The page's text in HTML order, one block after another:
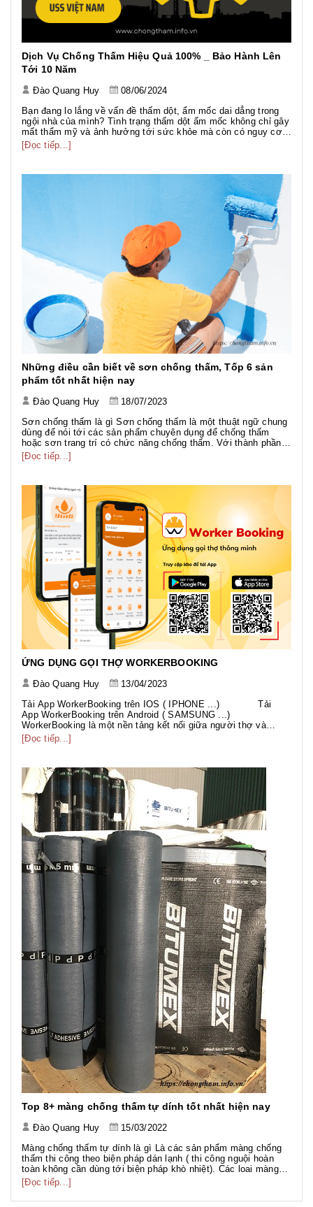
Dịch Vụ Chống Thấm Hiệu Quả 100% _ Bảo Hành Lên
Tới 10 Năm
Đào Quang Huy
08/06/2024
Bạn đang lo lắng về vấn đề thấm dột, ẩm mốc dai dẳng trong
ngội nhà của mình? Tình trạng thấm dột ẩm mốc không chỉ gây
mất thẩm mỹ và ảnh hưởng tới sức khỏe mà còn có nguy cơ
cao ảnh hưởng tới tuổi thọ của công trình. Việc thi công chông
thấm tốt là vô cùng quan trọng nhằm bảo vệ ngôi nhà bạn
[Đọc tiếp...]
Những điều cần biết về sơn chống thấm, Tốp 6 sản
phẩm tốt nhất hiện nay
Đào Quang Huy
18/07/2023
Sơn chống thấm là gì Sơn chống thấm là một thuật ngữ chung
dùng để nói tới các sản phẩm chuyên dụng để chống thấm
hoặc sơn trang trí có chức năng chống thấm. Với thành phần
đa dạng như gốc PU, gốc Acrylic, gốc Xi măng... phục vụ
nhiều hạng mục công trình với nhiều mục đích khác nhau. Sơn
[Đọc tiếp...]
ỨNG DỤNG GỌI THỢ WORKERBOOKING
Đào Quang Huy
13/04/2023
Tải App WorkerBooking trên IOS ( IPHONE ...) Tải
App WorkerBooking trên Android ( SAMSUNG ...)
WorkerBooking là một nền tảng kết nối giữa người thợ và
người dùng khách hàng. Nền tảng này giúp các người thợ có
thể tiếp cận được với một lượng...
[Đọc tiếp...]
Top 8+ màng chống thấm tự dính tốt nhất hiện nay
Đào Quang Huy
15/03/2022
Màng chống thấm tự dính là gì Là các sản phẩm màng chống
thấm thi công theo biện pháp dán lạnh ( thi công nguội hoàn
toàn không cần dùng tới biện pháp khò nhiệt). Các loai màng
chống thấm dạng này khá đa dạng đa số là màng chống thấm
gốc Bitum hoặc màng TPO có bề mặt phủ HDPE, PE, Sand,
PVC...
[Đọc tiếp...]